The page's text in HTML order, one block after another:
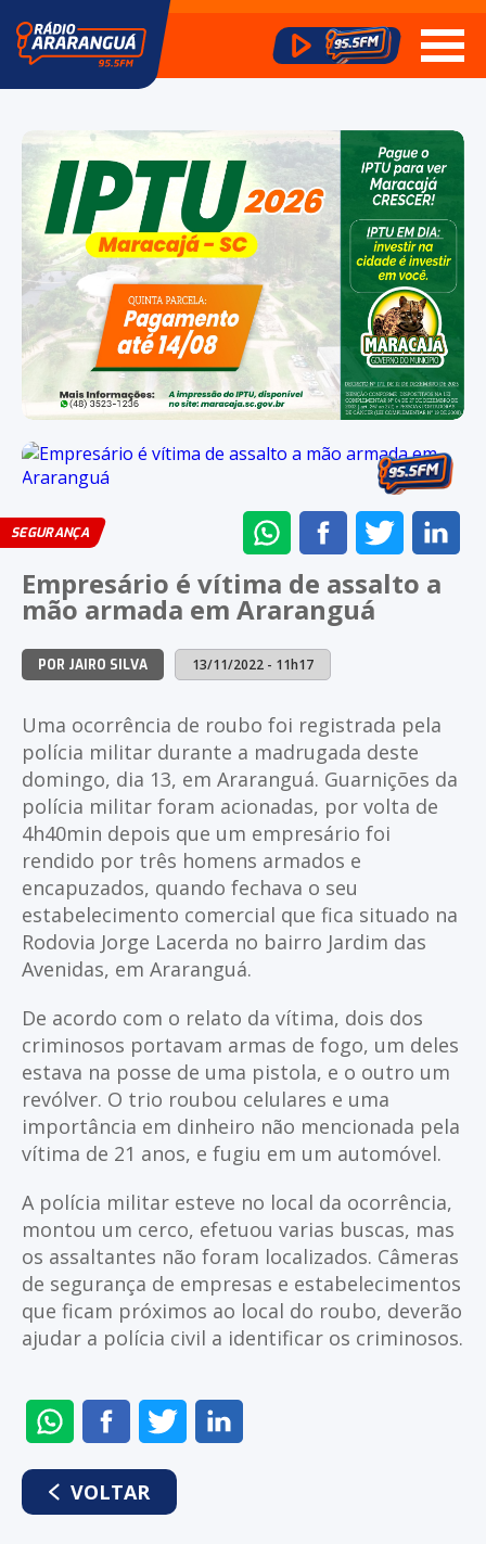
SEGURANÇA
ENVIAR
NO
WHATSAPP
COMPARTILHAR
NO
FACEBOOK
NO
TWITTER
Empresário é vítima de assalto a
mão armada em Araranguá
POR JAIRO SILVA 13/11/2022 - 11h17
Uma ocorrência de roubo foi registrada pela
polícia militar durante a madrugada deste
domingo, dia 13, em Araranguá. Guarnições da
polícia militar foram acionadas, por volta de
4h40min depois que um empresário foi
rendido por três homens armados e
encapuzados, quando fechava o seu
estabelecimento comercial que fica situado na
Rodovia Jorge Lacerda no bairro Jardim das
Avenidas, em Araranguá.
De acordo com o relato da vítima, dois dos
criminosos portavam armas de fogo, um deles
estava na posse de uma pistola, e o outro um
revólver. O trio roubou celulares e uma
importância em dinheiro não mencionada pela
vítima de 21 anos, e fugiu em um automóvel.
A polícia militar esteve no local da ocorrência,
montou um cerco, efetuou varias buscas, mas
os assaltantes não foram localizados. Câmeras
de segurança de empresas e estabelecimentos
que ficam próximos ao local do roubo, deverão
ajudar a polícia civil a identificar os criminosos.
ENVIAR
NO
WHATSAPP
COMPARTILHAR
NO
FACEBOOK
COMPARTILHAR
NO
VOLTAR